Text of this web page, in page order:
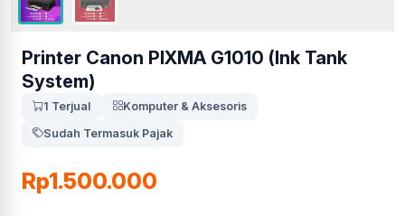
Printer Canon PIXMA G1010 (Ink Tank
System)
1 Terjual
Komputer & Aksesoris
Sudah Termasuk Pajak
Rp1.500.000